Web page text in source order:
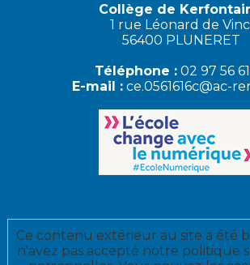
Collège de
1 rue Léonard de
56400 PLUNERET
Téléphone : 02 97 56
E-mail : ce.0561616c@ac-
Ce contenu extérieur au site a été
n'avez pas accepté notre politique